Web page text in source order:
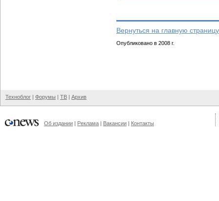
Вернуться на главную
Опубликовано в 2008 г.
Техноблог | Форумы | ТВ | Архив
Об издании | Реклама | Вакансии | Контакты